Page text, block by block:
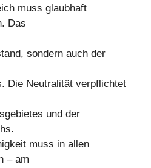
muss glaubhaft
Das
sondern auch der
Die Neutralität verpflichtet
und der
muss in allen
– am